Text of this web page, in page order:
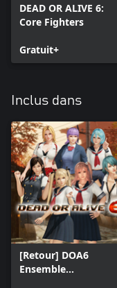
DEAD OR ALIVE 6:
Core Fighters
Gratuit+
Inclus dans
[Retour] DOA6
Ensemble